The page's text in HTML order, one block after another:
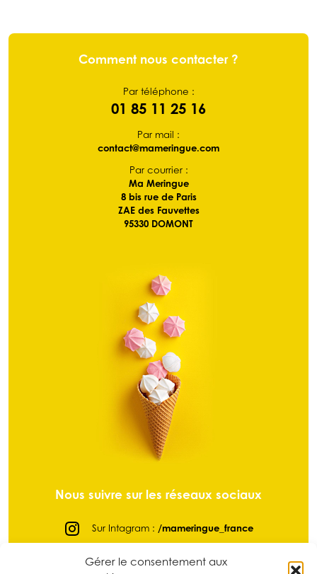
Gérer le consentement aux
Comment nous contacter ?
Par téléphone :
01 85 11 25 16
Par mail :
contact@mameringue.com
Par courrier :
Ma Meringue
8 bis rue de Paris
ZAE des Fauvettes
95330 DOMONT
Nous suivre sur les réseaux sociaux
Sur Intagram : /mameringue_france